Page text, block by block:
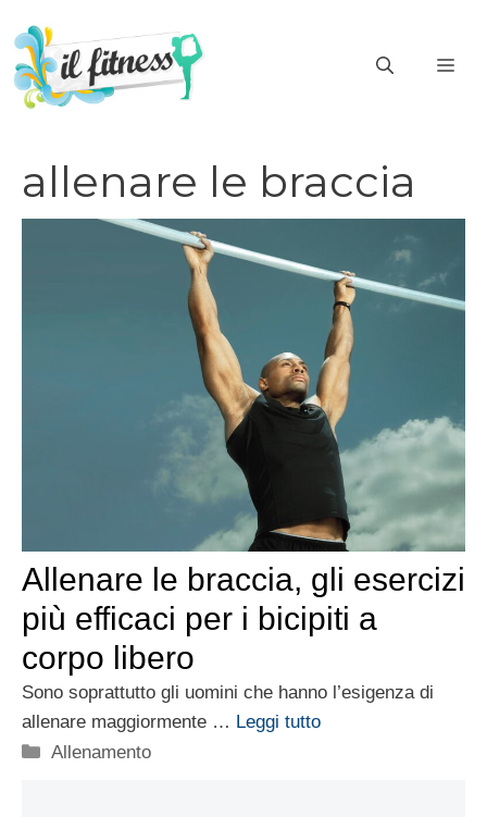
contenuto
allenare le braccia
Allenare le braccia, gli esercizi
più efficaci per i bicipiti a
corpo libero
Sono soprattutto gli uomini che hanno l’esigenza di
allenare maggiormente … Leggi tutto
Categorie
Allenamento